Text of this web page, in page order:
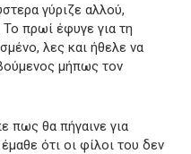
γύριζε αλλού,
πρωί έφυγε για τη
λες και ήθελε να
μήπως τον
πως θα πήγαινε για
ότι οι φίλοι του δεν